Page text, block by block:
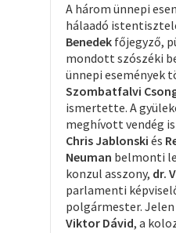
A három ünnepi
hálaadó
Benedek főjegyző,
mondott szószéki
ünnepi
Szombatfalvi
ismertette. A
meghívott vendég
Chris Jablonski és
Neuman belmonti
konzul asszony, dr.
parlamenti
polgármester.
Viktor Dávid, a